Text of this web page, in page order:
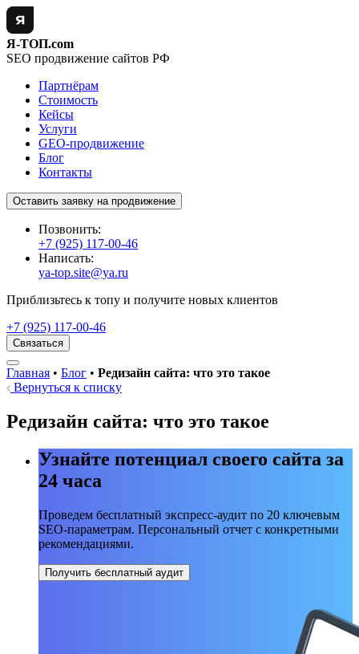
Я-ТОП.com
SEO продвижение сайтов РФ
Партнёрам
Стоимость
Кейсы
Услуги
GEO-продвижение
Блог
Контакты
Оставить заявку на продвижение
Позвонить:
+7 (925) 117-00-46
Написать:
ya-top.site@ya.ru
Приблизьтесь к топу и получите новых клиентов
+7 (925) 117-00-46
Связаться
Главная • Блог • Редизайн сайта: что это такое
Вернуться к списку
Редизайн сайта: что это такое
Узнайте потенциал своего сайта за
24 часа
Проведем бесплатный экспресс-аудит по 20 ключевым
SEO-параметрам. Персональный отчет с конкретными
рекомендациями.
Получить бесплатный аудит